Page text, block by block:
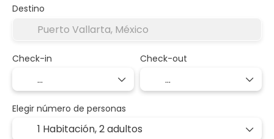
Destino
Check-in Check-out
Elegir número de personas
1 Habitación,2 adultos